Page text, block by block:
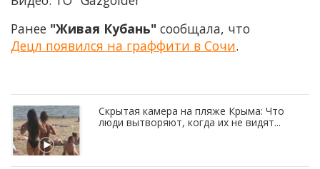
Ранее "Живая Кубань" сообщала, что
Децл появился на граффити в Сочи.
Скрытая камера на пляже Крыма: Что
люди вытворяют, когда их не видят...